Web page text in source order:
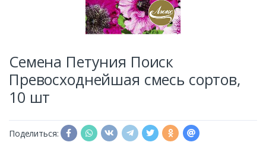
Семена Петуния Поиск
Превосходнейшая смесь сортов,
10 шт
Поделиться: